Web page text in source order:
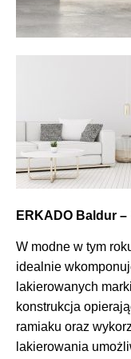
ERKADO Baldur
W modne w tym
idealnie
lakierowanych
konstrukcja
ramiaku oraz
lakierowania